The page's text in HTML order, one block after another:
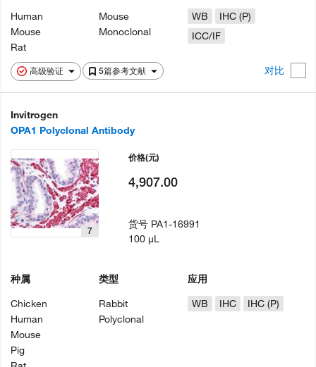
高级验证 5篇参考文献 对比
Human
Mouse
Rat
Mouse
Monoclonal
WB
IHC (P)
ICC/IF
Invitrogen
OPA1 Polyclonal Antibody
7
种属
Chicken
Human
Mouse
Pig
类型
Rabbit
Polyclonal
应用
WB
IHC IHC (P)
价格(元)
4,907.00
货号 PA1-16991
100 µL